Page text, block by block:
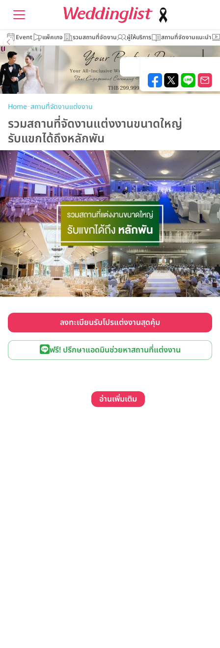
Event แพ็คเกจ รวมสถานที่จัดงาน ผู้ให้บริการ สถานที่จัดงานแนะนำ
Home–สถานที่จัดงานแต่งงาน
รวมสถานที่จัดงานแต่งงานขนาดใหญ่
รับแขกได้ถึงหลักพัน
ลงทะเบียนรับโปรแต่งงานสุดคุ้ม
ฟรี! ปรึกษาแอดมินช่วยหาสถานที่แต่งงาน
อ่านเพิ่มเติม